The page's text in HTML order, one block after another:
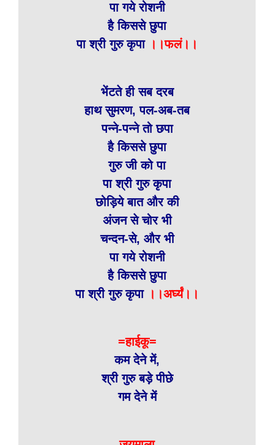
पा गये रोशनी
है किससे छुपा
पा श्री गुरु कृपा ।।फलं।।
भेंटते ही सब दरब
हाथ सुमरण, पल-अब-तब
पन्ने-पन्ने तो छपा
है किससे छुपा
गुरु जी को पा
पा श्री गुरु कृपा
छोड़िये बात और की
अंजन से चोर भी
चन्दन-से, और भी
पा गये रोशनी
है किससे छुपा
पा श्री गुरु कृपा ।।अर्घ्यं।।
=हाईकू=
कम देने में,
श्री गुरु बड़े पीछे
गम देने में